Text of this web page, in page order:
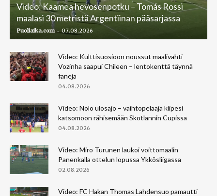
Video: Kaamea hevosenpotku – Tomás Rossi
maalasi 30 metristä Argentiinan pääsarjassa
Puoliaika.com - 07.08.2026
Video: Kulttisuosioon noussut maalivahti
Vozinha saapui Chileen – lentokenttä täynnä
faneja
04.08.2026
Video: Nolo ulosajo – vaihtopelaaja kiipesi
katsomoon rähisemään Skotlannin Cupissa
04.08.2026
Video: Miro Turunen laukoi voittomaalin
Panenkalla ottelun lopussa Ykkösliigassa
02.08.2026
Video: FC Hakan Thomas Lahdensuo pamautti